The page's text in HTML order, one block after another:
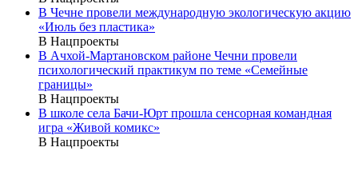
В Чечне провели международную экологическую акцию
«Июль без пластика»
В Нацпроекты
В Ачхой-Мартановском районе Чечни провели
психологический практикум по теме «Семейные
границы»
В Нацпроекты
В школе села Бачи-Юрт прошла сенсорная командная
игра «Живой комикс»
В Нацпроекты